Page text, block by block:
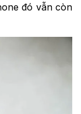
đó vẫn còn